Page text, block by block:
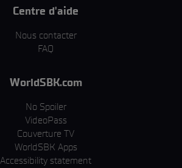
Centre d'aide
Nous contacter
FAQ
WorldSBK.com
No Spoiler
VideoPass
Couverture TV
WorldSBK Apps
Accessibility statement